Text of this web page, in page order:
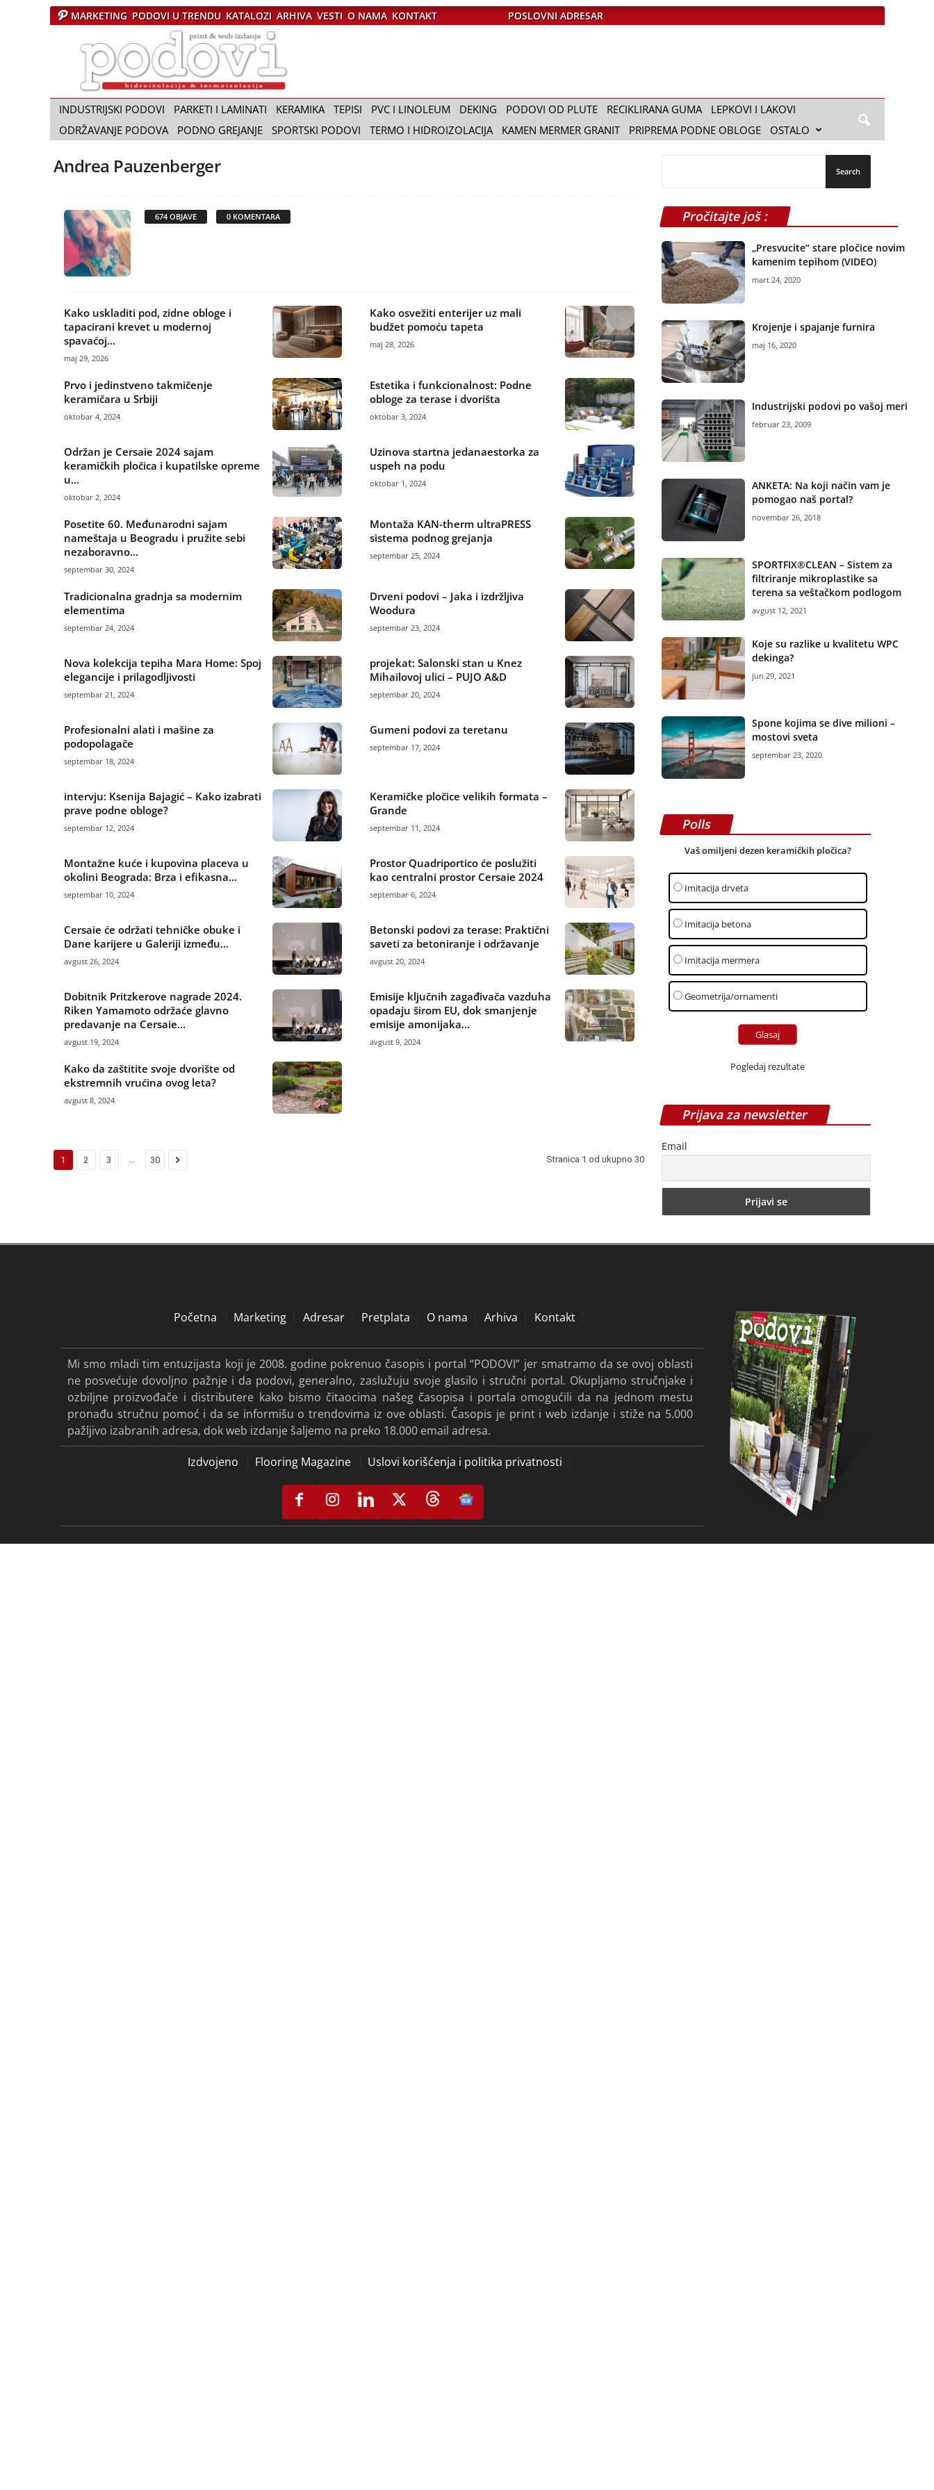
MARKETING PODOVI U TRENDU KATALOZI ARHIVA VESTI O NAMA KONTAKT POSLOVNI ADRESAR
a
p
i
P
d
o
INDUSTRIJSKI PODOVI PARKETI I LAMINATI KERAMIKA TEPISI PVC I LINOLEUM DEKING PODOVI OD PLUTE RECIKLIRANA GUMA
LEPKOVI I LAKOVI
ODRŽAVANJE PODOVA
PODNO GREJANJE SPORTSKI PODOVI TERMO I HIDROIZOLACIJA KAMEN MERMER GRANIT PRIPREMA PODNE OBLOGE OSTALO
Andrea Pauzenberger
674 OBJAVE 0 KOMENTARA
Kako uskladiti pod, zidne obloge i
tapacirani krevet u modernoj
spavaćoj...
maj 29, 2026
Kako osvežiti enterijer uz mali
budžet pomoću tapeta
maj 28, 2026
Prvo i jedinstveno takmičenje
keramičara u Srbiji
oktobar 4, 2024
Estetika i funkcionalnost: Podne
obloge za terase i dvorišta
oktobar 3, 2024
Održan je Cersaie 2024 sajam
keramičkih pločica i kupatilske opreme
u...
oktobar 2, 2024
Uzinova startna jedanaestorka za
uspeh na podu
oktobar 1, 2024
Posetite 60. Međunarodni sajam
nameštaja u Beogradu i pružite sebi
nezaboravno...
septembar 30, 2024
Montaža KAN-therm ultraPRESS
sistema podnog grejanja
septembar 25, 2024
Tradicionalna gradnja sa modernim
elementima
septembar 24, 2024
Drveni podovi – Jaka i izdržljiva
Woodura
septembar 23, 2024
Nova kolekcija tepiha Mara Home: Spoj
elegancije i prilagodljivosti
septembar 21, 2024
projekat: Salonski stan u Knez
Mihailovoj ulici – PUJO A&D
septembar 20, 2024
Profesionalni alati i mašine za
podopolagače
septembar 18, 2024
Gumeni podovi za teretanu
septembar 17, 2024
intervju: Ksenija Bajagić – Kako izabrati
prave podne obloge?
septembar 12, 2024
Keramičke pločice velikih formata –
Grande
septembar 11, 2024
Montažne kuće i kupovina placeva u
okolini Beograda: Brza i efikasna...
septembar 10, 2024
Prostor Quadriportico će poslužiti
kao centralni prostor Cersaie 2024
septembar 6, 2024
Cersaie će održati tehničke obuke i
Dane karijere u Galeriji između...
avgust 26, 2024
Betonski podovi za terase: Praktični
saveti za betoniranje i održavanje
avgust 20, 2024
Dobitnik Pritzkerove nagrade 2024.
Riken Yamamoto održaće glavno
predavanje na Cersaie...
avgust 19, 2024
Emisije ključnih zagađivača vazduha
opadaju širom EU, dok smanjenje
emisije amonijaka...
avgust 9, 2024
Kako da zaštitite svoje dvorište od
ekstremnih vrućina ovog leta?
avgust 8, 2024
1 2 3 ... 30 Stranica 1 od ukupno 30
Pročitajte još :
„Presvucite“ stare pločice novim
kamenim tepihom (VIDEO)
mart 24, 2020
Krojenje i spajanje furnira
maj 16, 2020
Industrijski podovi po vašoj meri
februar 23, 2009
ANKETA: Na koji način vam je
pomogao naš portal?
novembar 26, 2018
SPORTFIX®CLEAN – Sistem za
filtriranje mikroplastike sa
terena sa veštačkom podlogom
avgust 12, 2021
Koje su razlike u kvalitetu WPC
dekinga?
jun 29, 2021
Spone kojima se dive milioni –
mostovi sveta
septembar 23, 2020
Polls
Vaš omiljeni dezen keramičkih pločica?
Imitacija drveta
Imitacija betona
Imitacija mermera
Geometrija/ornamenti
Pogledaj rezultate
Prijava za newsletter
Email
Početna Marketing Adresar Pretplata O nama Arhiva Kontakt
Mi smo mladi tim entuzijasta koji je 2008. godine pokrenuo časopis i portal “PODOVI” jer smatramo da se ovoj oblasti
ne posvećuje dovoljno pažnje i da podovi, generalno, zaslužuju svoje glasilo i stručni portal. Okupljamo stručnjake i
ozbiljne proizvođače i distributere kako bismo čitaocima našeg časopisa i portala omogućili da na jednom mestu
pronađu stručnu pomoć i da se informišu o trendovima iz ove oblasti. Časopis je print i web izdanje i stiže na 5.000
pažljivo izabranih adresa, dok web izdanje šaljemo na preko 18.000 email adresa.
Izdvojeno Flooring Magazine Uslovi korišćenja i politika privatnosti